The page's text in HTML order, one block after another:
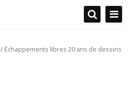
/ Échappements libres 20 ans de dessins